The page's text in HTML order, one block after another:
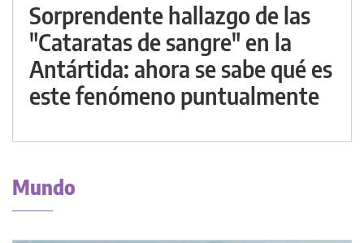
Sorprendente hallazgo de las
"Cataratas de sangre" en la
Antártida: ahora se sabe qué es
este fenómeno puntualmente
Mundo